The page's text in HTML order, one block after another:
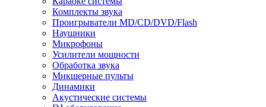
Комплекты звука
Проигрыватели MD/CD/DVD/Flash
Наушники
Микрофоны
Усилители мощности
Обработка звука
Микшерные пульты
Динамики
Акустические системы